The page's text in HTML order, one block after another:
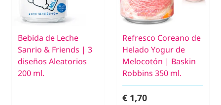
Bebida de Leche
Sanrio & Friends | 3
diseños Aleatorios
200 ml.
Refresco Coreano de
Helado Yogur de
Melocotón | Baskin
Robbins 350 ml.
€ 1,70